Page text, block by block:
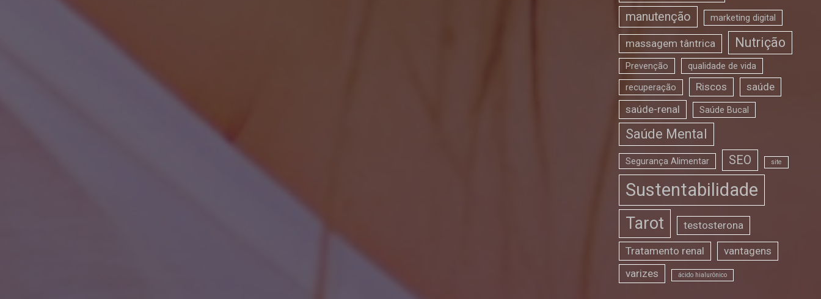
manutenção marketing digital
massagem tântrica Nutrição
Prevenção qualidade de vida
recuperação Riscos
saúde
saúde-renal
Saúde Bucal
Saúde Mental
Segurança Alimentar SEO site
Sustentabilidade
Tarot testosterona
Tratamento renal
vantagens
varizes
ácido hialurônico